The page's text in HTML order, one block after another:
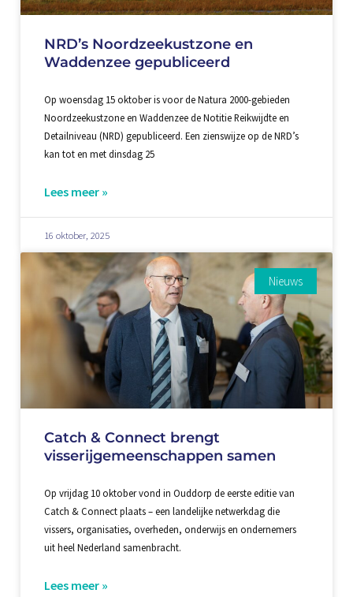
NRD’s Noordzeekustzone en
Waddenzee gepubliceerd
Op woensdag 15 oktober is voor de Natura 2000-gebieden
Noordzeekustzone en Waddenzee de Notitie Reikwijdte en
Detailniveau (NRD) gepubliceerd. Een zienswijze op de NRD’s
kan tot en met dinsdag 25
Lees meer »
16 oktober, 2025
Nieuws
Catch & Connect brengt
visserijgemeenschappen samen
Op vrijdag 10 oktober vond in Ouddorp de eerste editie van
Catch & Connect plaats – een landelijke netwerkdag die
vissers, organisaties, overheden, onderwijs en ondernemers
uit heel Nederland samenbracht.
Lees meer »